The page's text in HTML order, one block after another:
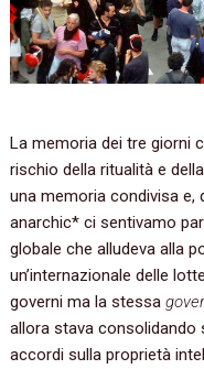
La memoria dei tre giorni
rischio della ritualità e
una memoria condivisa e,
anarchic* ci sentivamo
globale che alludeva alla
un’internazionale delle
governi ma la stessa
allora stava consolidando
accordi sulla proprietà